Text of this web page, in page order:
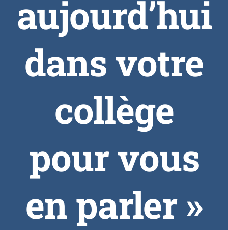
aujourd’hui
dans votre
collège
pour vous
en parler »